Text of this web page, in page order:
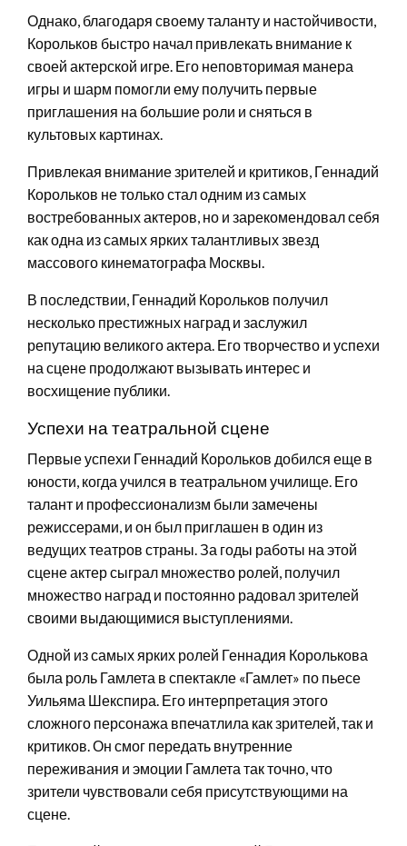
Однако, благодаря своему таланту и настойчивости,
Корольков быстро начал привлекать внимание к
своей актерской игре. Его неповторимая манера
игры и шарм помогли ему получить первые
приглашения на большие роли и сняться в
культовых картинах.
Привлекая внимание зрителей и критиков, Геннадий
Корольков не только стал одним из самых
востребованных актеров, но и зарекомендовал себя
как одна из самых ярких талантливых звезд
массового кинематографа Москвы.
В последствии, Геннадий Корольков получил
несколько престижных наград и заслужил
репутацию великого актера. Его творчество и успехи
на сцене продолжают вызывать интерес и
восхищение публики.
Успехи на театральной сцене
Первые успехи Геннадий Корольков добился еще в
юности, когда учился в театральном училище. Его
талант и профессионализм были замечены
режиссерами, и он был приглашен в один из
ведущих театров страны. За годы работы на этой
сцене актер сыграл множество ролей, получил
множество наград и постоянно радовал зрителей
своими выдающимися выступлениями.
Одной из самых ярких ролей Геннадия Королькова
была роль Гамлета в спектакле «Гамлет» по пьесе
Уильяма Шекспира. Его интерпретация этого
сложного персонажа впечатлила как зрителей, так и
критиков. Он смог передать внутренние
переживания и эмоции Гамлета так точно, что
зрители чувствовали себя присутствующими на
сцене.